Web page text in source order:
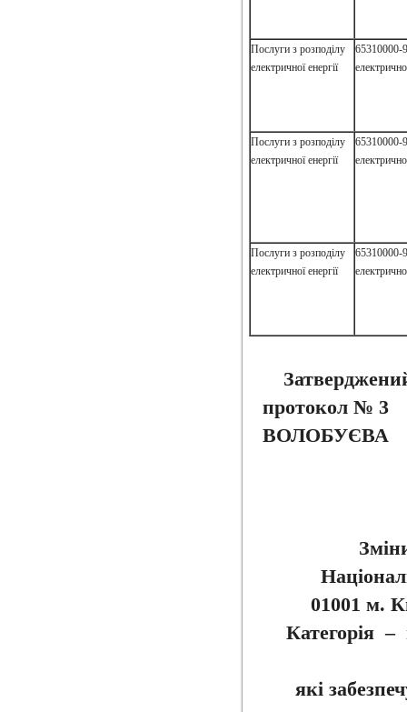
Послуги з розподілу
електричної енергії
65310000-
Послуги з розподілу
електричної енергії
65310000-
Послуги з розподілу
електричної енергії
65310000-
ВОЛОБУЄВА
01001 м.
Категорія –
які